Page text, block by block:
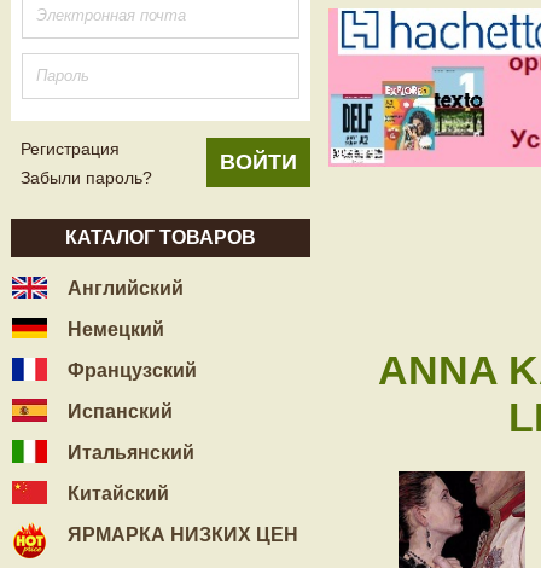
Регистрация
Забыли пароль?
КАТАЛОГ ТОВАРОВ
Английский
Немецкий
Французский
Испанский
Итальянский
Китайский
ЯРМАРКА НИЗКИХ ЦЕН
ANNA